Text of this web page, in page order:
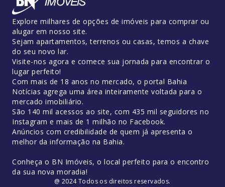
Explore milhares de opções de imóveis para comprar ou
alugar em nosso site.
Sejam apartamentos, terrenos ou casas, temos a chave
do seu novo lar.
Visite-nos agora e comece sua jornada para encontrar o
lugar perfeito!
Com mais de 18 anos no mercado, o portal Bahia
Notícias agrega uma área inteiramente voltada para o
mercado imobiliário.
São 140 mil acessos ao site, com 435 mil seguidores no
Instagram e mais de 1 milhão no Facebook.
Anúncios com credibilidade de quem já apresenta o
melhor da informação na Bahia.
Conheça o BN Imóveis, o local perfeito para o encontro
da sua nova moradia!
@ 2024 Todos os direitos reservados.